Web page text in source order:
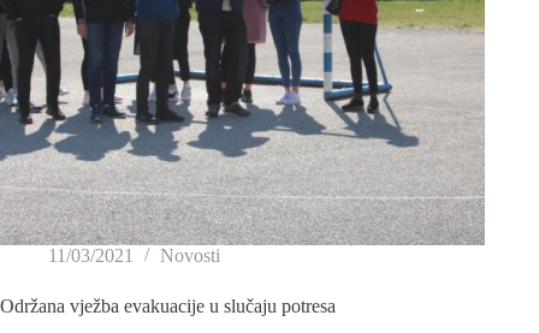
11/03/2021 Novosti
Održana vježba evakuacije u slučaju potresa